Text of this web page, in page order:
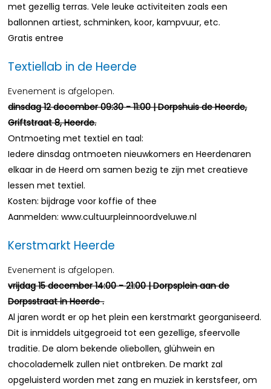
met gezellig terras. Vele leuke activiteiten zoals een
ballonnen artiest, schminken, koor, kampvuur, etc.
Gratis entree
Textiellab in de Heerde
Evenement is afgelopen.
dinsdag 12 december 09:30 - 11:00 | Dorpshuis de Heerde,
Griftstraat 8, Heerde.
Ontmoeting met textiel en taal:
Iedere dinsdag ontmoeten nieuwkomers en Heerdenaren
elkaar in de Heerd om samen bezig te zijn met creatieve
lessen met textiel.
Kosten: bijdrage voor koffie of thee
Aanmelden: www.cultuurpleinnoordveluwe.nl
Kerstmarkt Heerde
Evenement is afgelopen.
vrijdag 15 december 14:00 - 21:00 | Dorpsplein aan de
Dorpsstraat in Heerde .
Al jaren wordt er op het plein een kerstmarkt georganiseerd.
Dit is inmiddels uitgegroeid tot een gezellige, sfeervolle
traditie. De alom bekende oliebollen, glühwein en
chocolademelk zullen niet ontbreken. De markt zal
opgeluisterd worden met zang en muziek in kerstsfeer, om